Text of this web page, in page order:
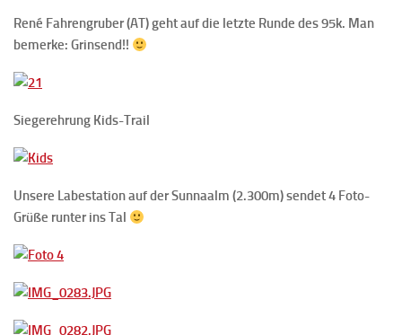
René Fahrengruber (AT) geht auf die letzte Runde des 95k. Man
bemerke: Grinsend!!
Siegerehrung Kids-Trail
Unsere Labestation auf der Sunnaalm (2.300m) sendet 4 Foto-
Grüße runter ins Tal